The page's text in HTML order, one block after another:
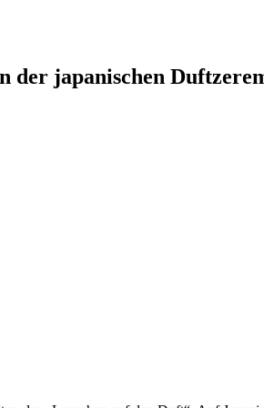
der japanischen